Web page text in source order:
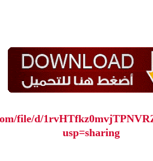
file/d/
usp=sharing